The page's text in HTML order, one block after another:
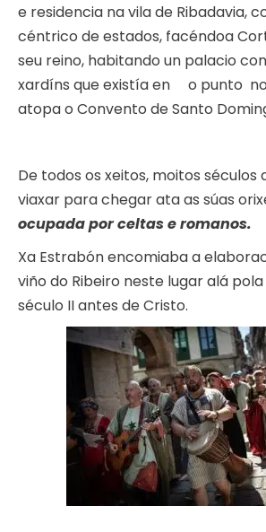
e residencia na vila de Ribadavia,
céntrico de estados, facéndoa
seu reino, habitando un palacio
xardíns que existía en o punto no
atopa o Convento de Santo
De todos os xeitos, moitos
viaxar para chegar ata as súas
ocupada por celtas e romanos.
Xa Estrabón encomiaba a
viño do Ribeiro neste lugar alá
século II antes de Cristo.